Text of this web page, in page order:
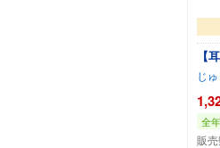
【
じ
全
販